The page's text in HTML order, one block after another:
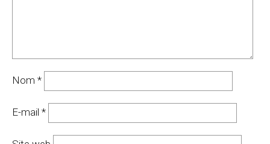
Nom *
E-mail *